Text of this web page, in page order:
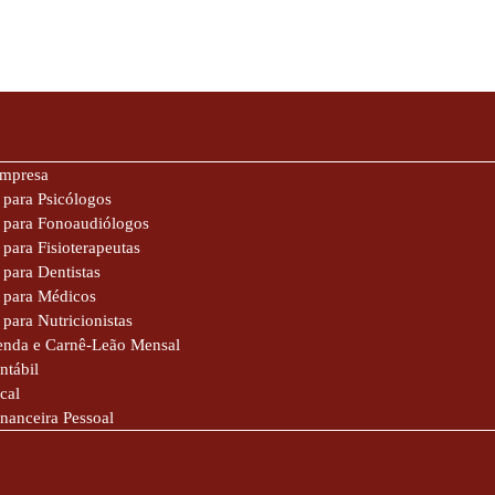
Psicólogos
Fonoaudiólogos
Fisioterapeutas
Dentistas
Médicos
Nutricionistas
e Carnê-Leão Mensal
Pessoal